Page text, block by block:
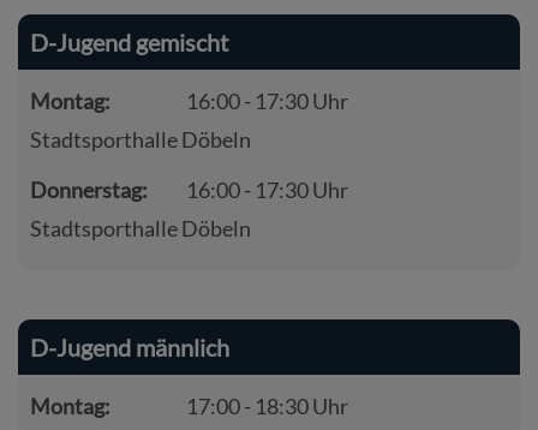
D-Jugend gemischt
Montag:
16:00 - 17:30 Uhr
Stadtsporthalle Döbeln
Donnerstag:
16:00 - 17:30 Uhr
Stadtsporthalle Döbeln
D-Jugend männlich
Montag:
17:00 - 18:30 Uhr